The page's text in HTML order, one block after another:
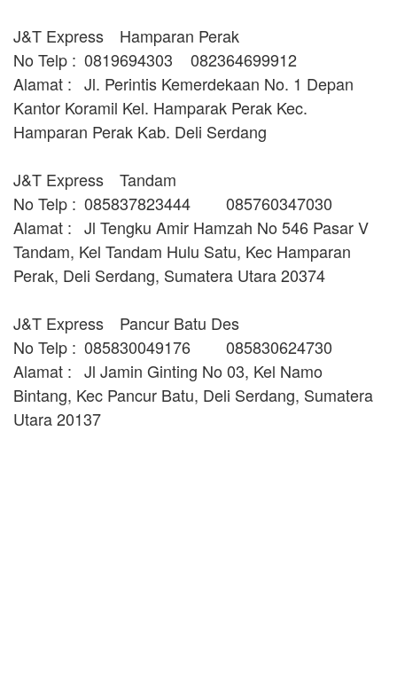
J&T Express
Hamparan Perak
No Telp : 0819694303
082364699912
Alamat : Jl. Perintis Kemerdekaan No. 1 Depan
Kantor Koramil Kel. Hamparak Perak Kec.
Hamparan Perak Kab. Deli Serdang
J&T Express
Tandam
No Telp : 085837823444
085760347030
Alamat : Jl Tengku Amir Hamzah No 546 Pasar V
Tandam, Kel Tandam Hulu Satu, Kec Hamparan
Perak, Deli Serdang, Sumatera Utara 20374
J&T Express
Pancur Batu Des
No Telp : 085830049176
085830624730
Alamat : Jl Jamin Ginting No 03, Kel Namo
Bintang, Kec Pancur Batu, Deli Serdang, Sumatera
Utara 20137